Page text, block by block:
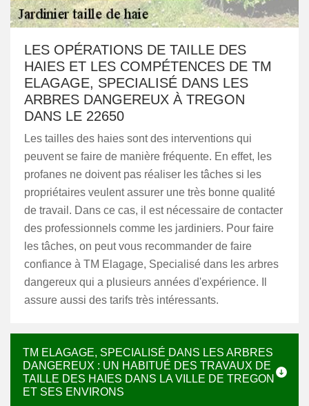
LES OPÉRATIONS DE TAILLE DES
HAIES ET LES COMPÉTENCES DE TM
ELAGAGE, SPECIALISÉ DANS LES
ARBRES DANGEREUX À TREGON
DANS LE 22650
Les tailles des haies sont des interventions qui
peuvent se faire de manière fréquente. En effet, les
profanes ne doivent pas réaliser les tâches si les
propriétaires veulent assurer une très bonne qualité
de travail. Dans ce cas, il est nécessaire de contacter
des professionnels comme les jardiniers. Pour faire
les tâches, on peut vous recommander de faire
confiance à TM Elagage, Specialisé dans les arbres
dangereux qui a plusieurs années d'expérience. Il
assure aussi des tarifs très intéressants.
TM ELAGAGE, SPECIALISÉ DANS LES ARBRES
DANGEREUX : UN HABITUÉ DES TRAVAUX DE
TAILLE DES HAIES DANS LA VILLE DE TREGON
ET SES ENVIRONS